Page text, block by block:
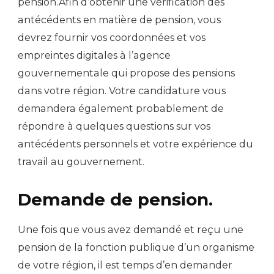
pension.Afin d’obtenir une vérification des
antécédents en matière de pension, vous
devrez fournir vos coordonnées et vos
empreintes digitales à l’agence
gouvernementale qui propose des pensions
dans votre région. Votre candidature vous
demandera également probablement de
répondre à quelques questions sur vos
antécédents personnels et votre expérience du
travail au gouvernement.
Demande de pension.
Une fois que vous avez demandé et reçu une
pension de la fonction publique d’un organisme
de votre région, il est temps d’en demander